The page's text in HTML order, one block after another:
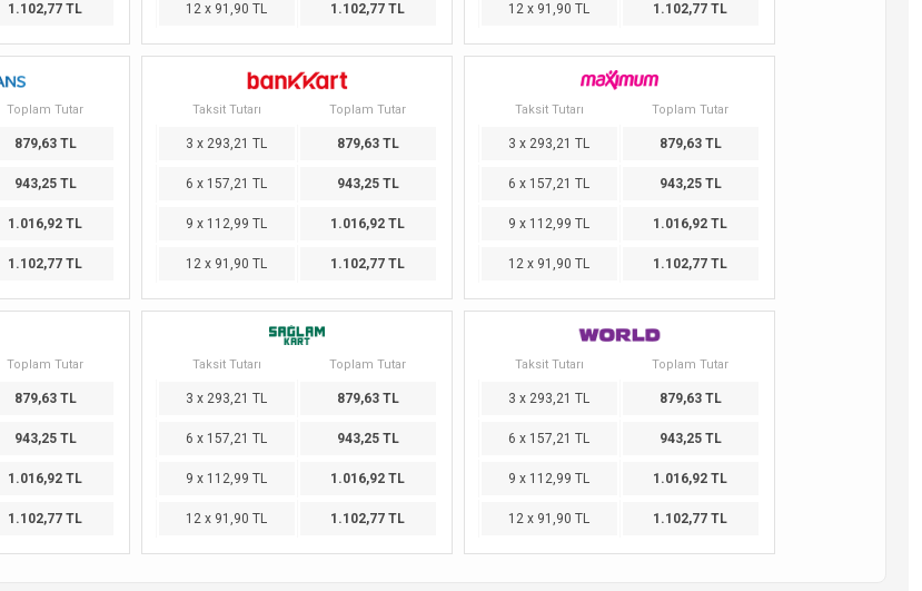
1.102,77 TL 12 x 91,90 TL 1.102,77 TL 12 x 91,90 TL 1.102,77 TL
Toplam Tutar
879,63 TL
943,25 TL
1.016,92 TL
1.102,77 TL
Taksit Tutarı Toplam Tutar
3 x 293,21 TL 879,63 TL
6 x 157,21 TL 943,25 TL
9 x 112,99 TL 1.016,92 TL
12 x 91,90 TL 1.102,77 TL
Taksit Tutarı Toplam Tutar
3 x 293,21 TL 879,63 TL
6 x 157,21 TL 943,25 TL
9 x 112,99 TL 1.016,92 TL
12 x 91,90 TL 1.102,77 TL
Toplam Tutar
879,63 TL
943,25 TL
1.016,92 TL
1.102,77 TL
Taksit Tutarı Toplam Tutar
3 x 293,21 TL 879,63 TL
6 x 157,21 TL 943,25 TL
9 x 112,99 TL 1.016,92 TL
12 x 91,90 TL 1.102,77 TL
Taksit Tutarı Toplam Tutar
3 x 293,21 TL 879,63 TL
6 x 157,21 TL 943,25 TL
9 x 112,99 TL 1.016,92 TL
12 x 91,90 TL 1.102,77 TL